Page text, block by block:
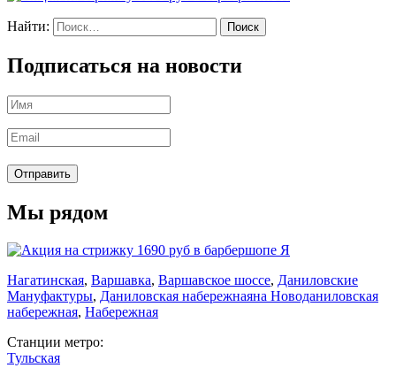
Найти:
Подписаться на новости
Мы рядом
Нагатинская, Варшавка, Варшавское шоссе, Даниловские
Мануфактуры, Даниловская набережнаяна Новоданиловская
набережная, Набережная
Станции метро:
Тульская